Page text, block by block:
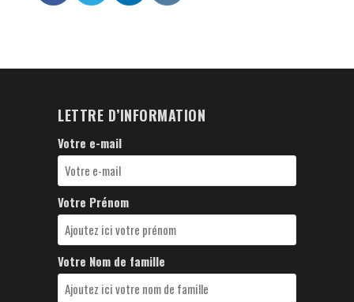
LETTRE D’INFORMATION
Votre e-mail
Votre Prénom
Votre Nom de famille